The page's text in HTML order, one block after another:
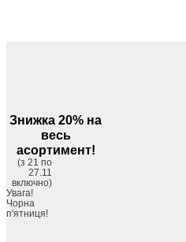
Знижка 20% на
весь
асортимент!
(з 21 по
27.11
включно)
Увага!
Чорна
п'ятниця!